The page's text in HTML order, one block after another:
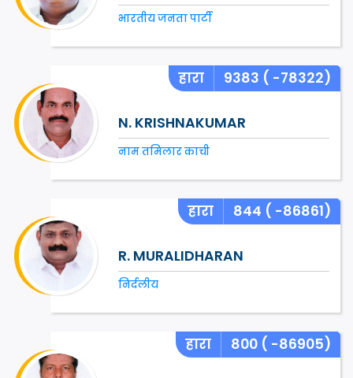
भारतीय जनता पार्टी
हारा 9383 ( -78322)
N. KRISHNAKUMAR
नाम तमिलार काची
हारा 844 ( -86861)
R. MURALIDHARAN
निर्दलीय
हारा 800 ( -86905)